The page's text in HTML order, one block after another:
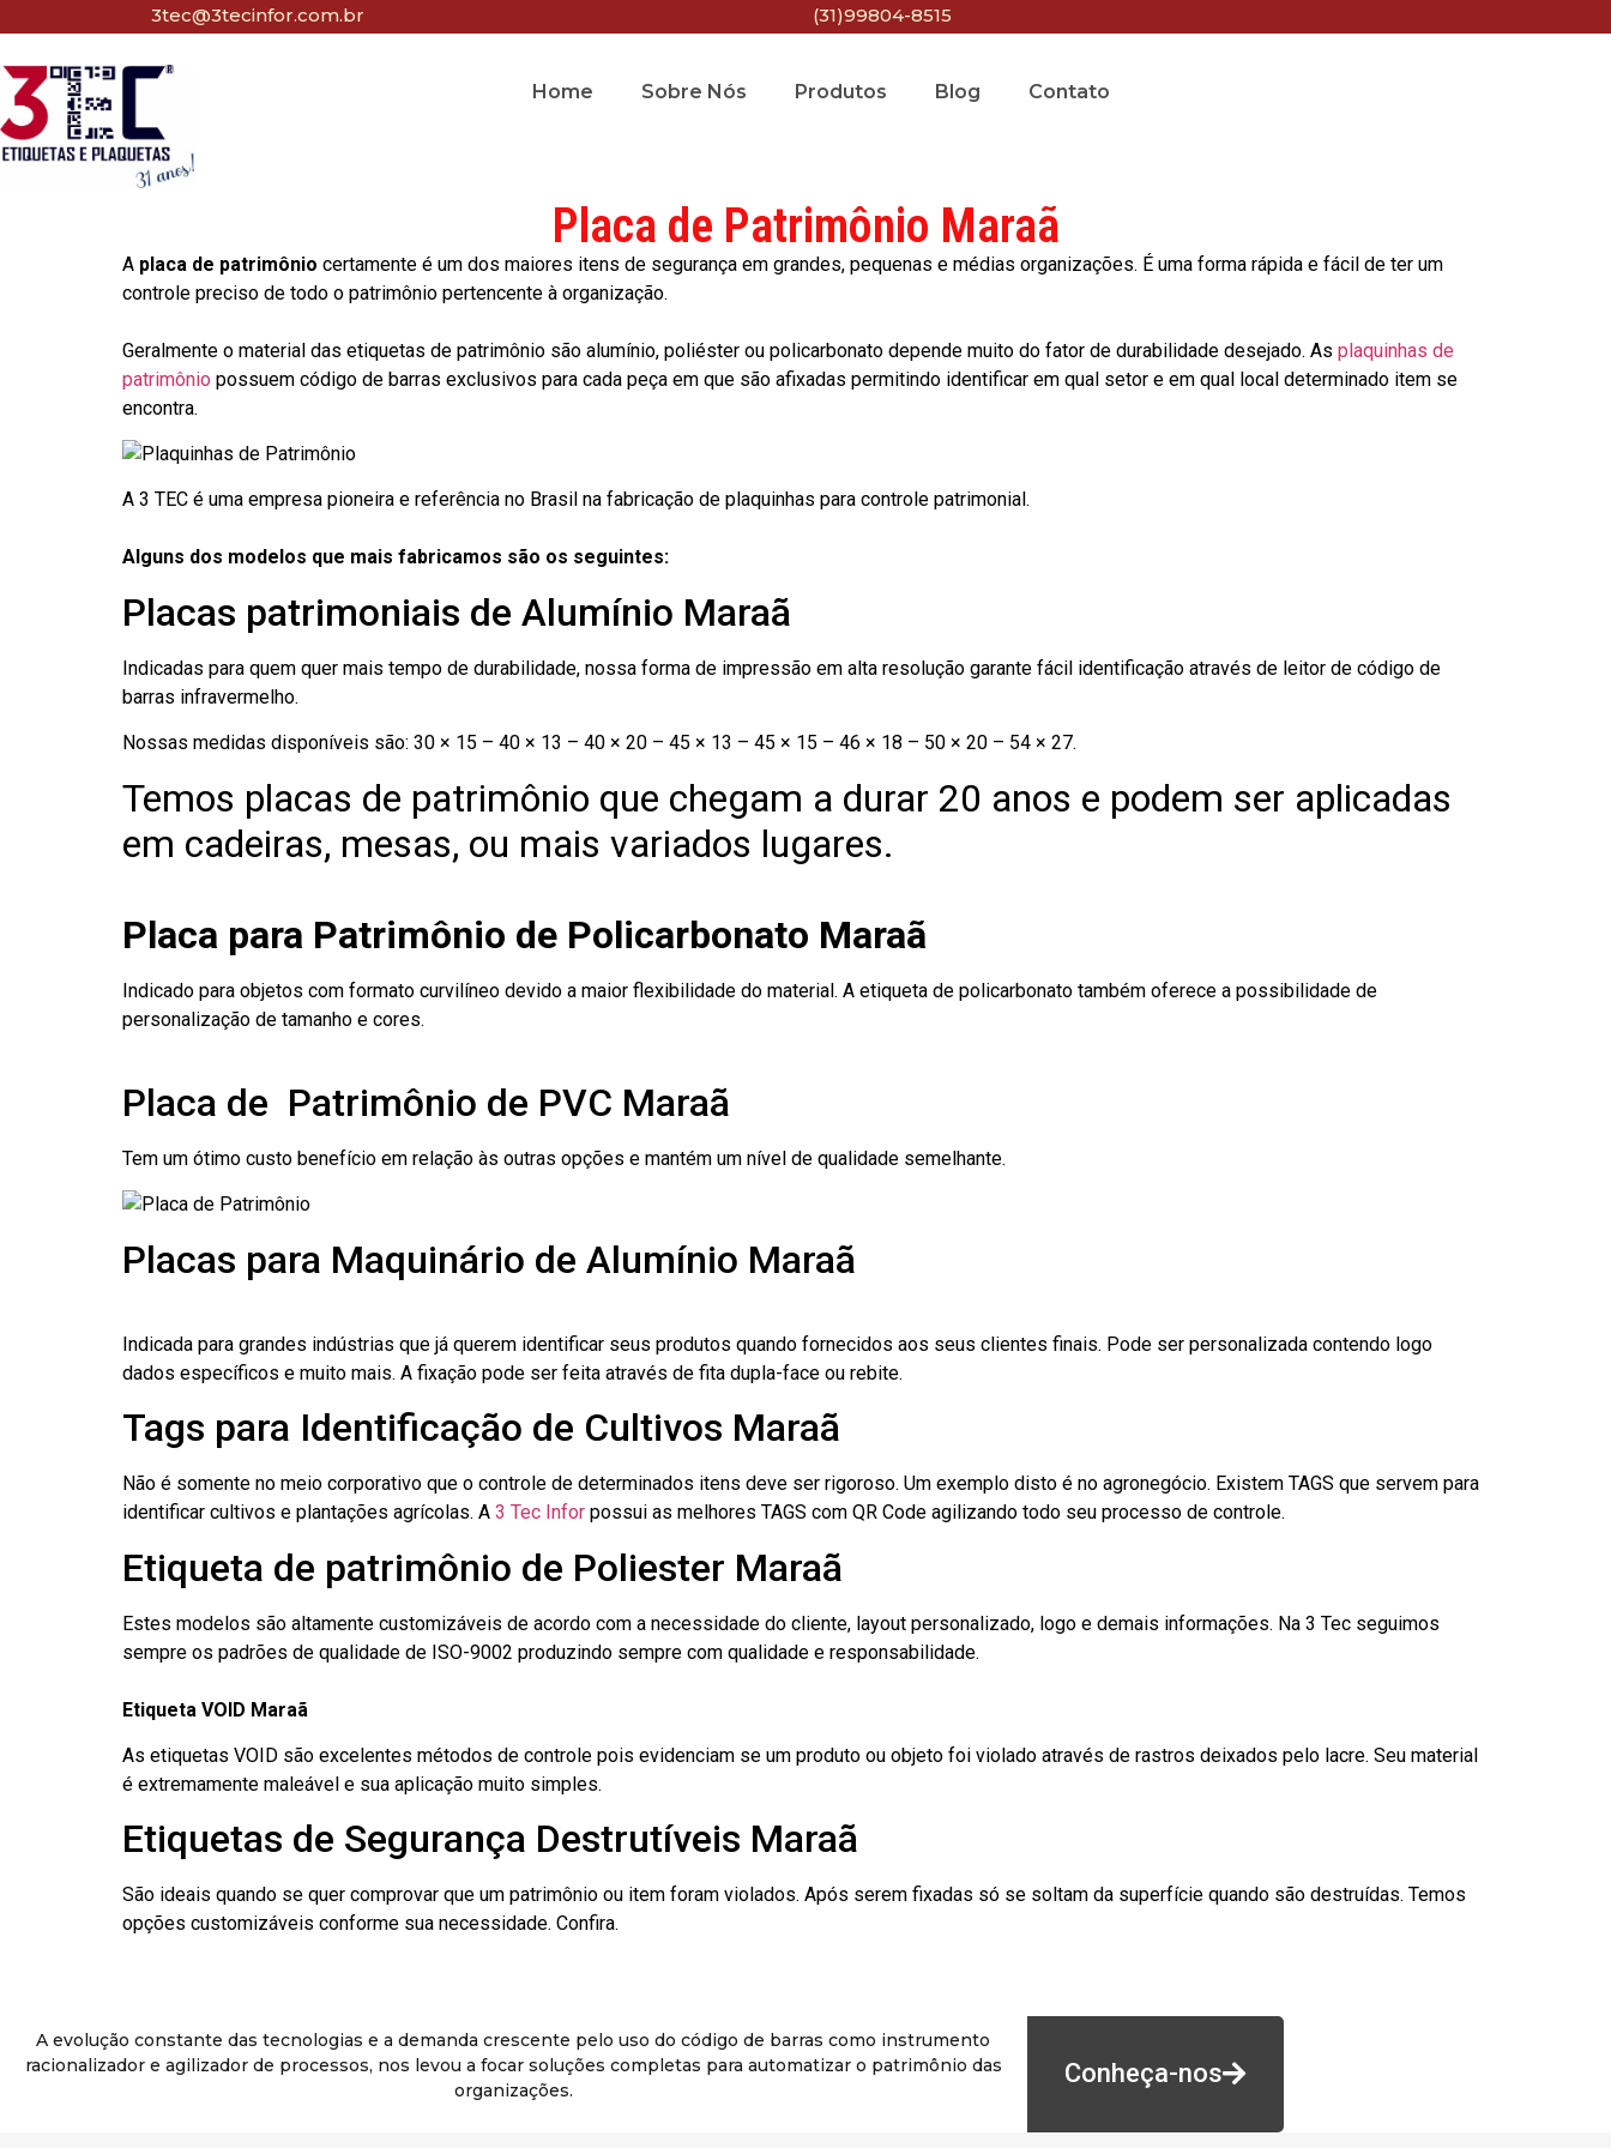
3tec@3tecinfor.com.br (31)99804-8515
Home Sobre Nós Produtos Blog Contato
Placa de Patrimônio Maraã
A placa de patrimônio certamente é um dos maiores itens de segurança em grandes, pequenas e médias organizações. É uma forma rápida e fácil de ter um
controle preciso de todo o patrimônio pertencente à organização.
Geralmente o material das etiquetas de patrimônio são alumínio, poliéster ou policarbonato depende muito do fator de durabilidade desejado. As plaquinhas de
patrimônio possuem código de barras exclusivos para cada peça em que são afixadas permitindo identificar em qual setor e em qual local determinado item se
encontra.
A 3 TEC é uma empresa pioneira e referência no Brasil na fabricação de plaquinhas para controle patrimonial.
Alguns dos modelos que mais fabricamos são os seguintes:
Placas patrimoniais de Alumínio Maraã
Indicadas para quem quer mais tempo de durabilidade, nossa forma de impressão em alta resolução garante fácil identificação através de leitor de código de
barras infravermelho.
Nossas medidas disponíveis são: 30 × 15 – 40 × 13 – 40 × 20 – 45 × 13 – 45 × 15 – 46 × 18 – 50 × 20 – 54 × 27.
Temos placas de patrimônio que chegam a durar 20 anos e podem ser aplicadas
em cadeiras, mesas, ou mais variados lugares.
Placa para Patrimônio de Policarbonato Maraã
Indicado para objetos com formato curvilíneo devido a maior flexibilidade do material. A etiqueta de policarbonato também oferece a possibilidade de
personalização de tamanho e cores.
Placa de Patrimônio de PVC Maraã
Tem um ótimo custo benefício em relação às outras opções e mantém um nível de qualidade semelhante.
Placas para Maquinário de Alumínio Maraã
Indicada para grandes indústrias que já querem identificar seus produtos quando fornecidos aos seus clientes finais. Pode ser personalizada contendo logo
dados específicos e muito mais. A fixação pode ser feita através de fita dupla-face ou rebite.
Tags para Identificação de Cultivos Maraã
Não é somente no meio corporativo que o controle de determinados itens deve ser rigoroso. Um exemplo disto é no agronegócio. Existem TAGS que servem para
identificar cultivos e plantações agrícolas. A 3 Tec Infor possui as melhores TAGS com QR Code agilizando todo seu processo de controle.
Etiqueta de patrimônio de Poliester Maraã
Estes modelos são altamente customizáveis de acordo com a necessidade do cliente, layout personalizado, logo e demais informações. Na 3 Tec seguimos
sempre os padrões de qualidade de ISO-9002 produzindo sempre com qualidade e responsabilidade.
Etiqueta VOID Maraã
As etiquetas VOID são excelentes métodos de controle pois evidenciam se um produto ou objeto foi violado através de rastros deixados pelo lacre. Seu material
é extremamente maleável e sua aplicação muito simples.
Etiquetas de Segurança Destrutíveis Maraã
São ideais quando se quer comprovar que um patrimônio ou item foram violados. Após serem fixadas só se soltam da superfície quando são destruídas. Temos
opções customizáveis conforme sua necessidade. Confira.
A evolução constante das tecnologias e a demanda crescente pelo uso do código de barras como instrumento
racionalizador e agilizador de processos, nos levou a focar soluções completas para automatizar o patrimônio das
organizações.
Conheça-nos